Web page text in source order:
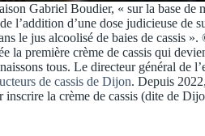
Gabriel Boudier, « sur la base de
l’addition d’une dose judicieuse de
le jus alcoolisé de baies de cassis
la première crème de cassis qui
tous. Le directeur général de
de cassis de Dijon. Depuis
la crème de cassis (dite de